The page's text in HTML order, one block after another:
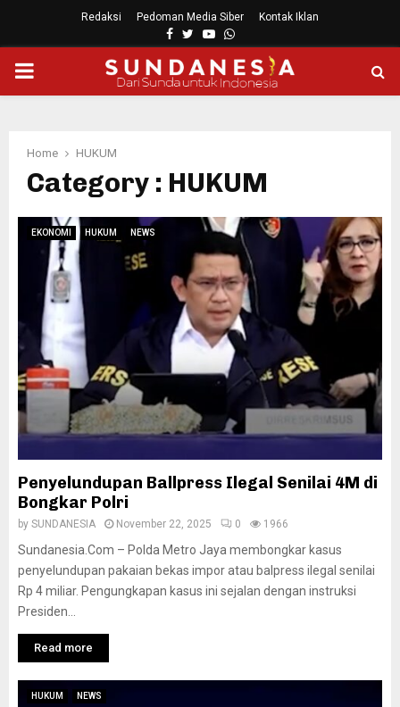
Redaksi Pedoman Media Siber Kontak Iklan
Facebook
TwitterYoutubeWhatsapp
PRIMARY
Home HUKUM
Category : HUKUM
EKONOMI HUKUM NEWS
Penyelundupan Ballpress Ilegal Senilai 4M di
Bongkar Polri
by SUNDANESIA November 22, 2025 0 1966
Sundanesia.Com – Polda Metro Jaya membongkar kasus
penyelundupan pakaian bekas impor atau balpress ilegal senilai
Rp 4 miliar. Pengungkapan kasus ini sejalan dengan instruksi
Presiden...
Read more
HUKUM NEWS